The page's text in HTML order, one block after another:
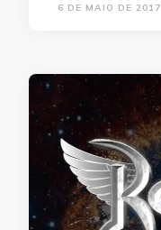
6 DE MAIO DE 2017